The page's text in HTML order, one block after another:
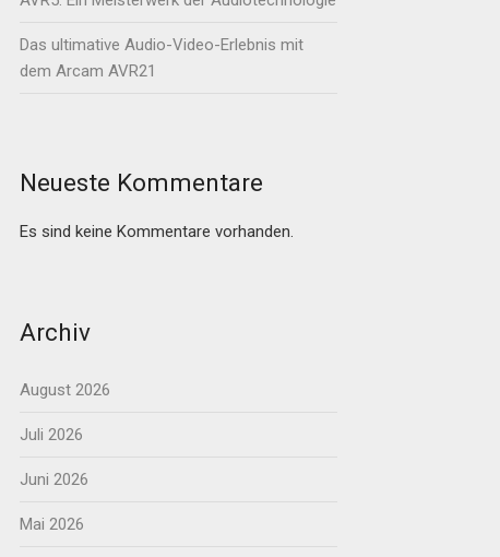
Das ultimative Audio-Video-Erlebnis mit
dem Arcam AVR21
Neueste Kommentare
Es sind keine Kommentare vorhanden.
Archiv
August 2026
Juli 2026
Juni 2026
Mai 2026